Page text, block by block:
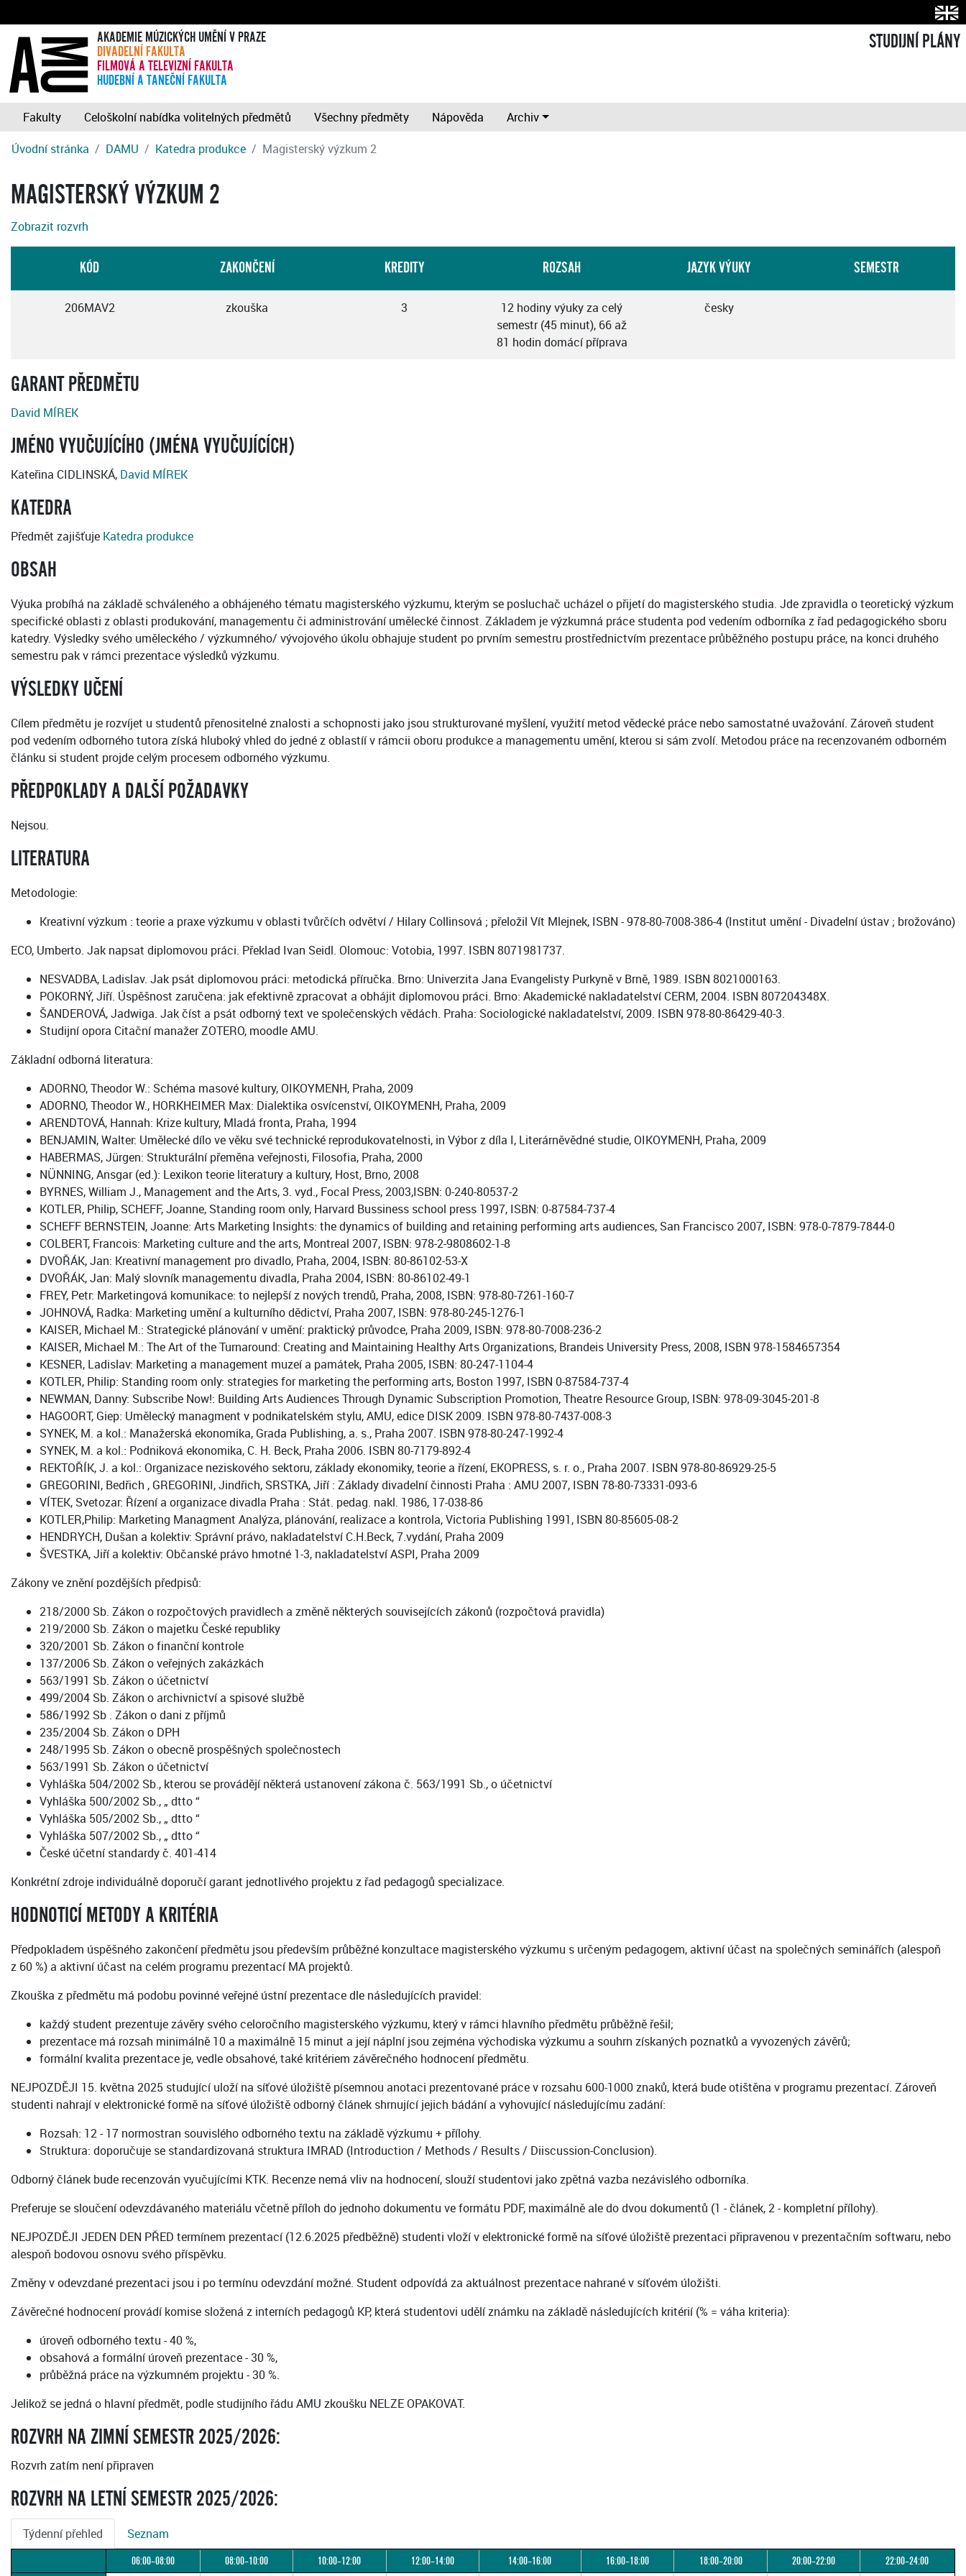
AKADEMIE MÚZICKÝCH UMĚNÍ V PRAZE
DIVADELNÍ FAKULTA
FILMOVÁ A TELEVIZNÍ FAKULTA
HUDEBNÍ A TANEČNÍ FAKULTA
STUDIJNÍ PLÁNY
Fakulty Celoškolní nabídka volitelných předmětů Všechny předměty Nápověda
Archiv
Úvodní stránka
DAMU Katedra produkce Magisterský výzkum 2
MAGISTERSKÝ VÝZKUM 2
Zobrazit rozvrh
KÓD ZAKONČENÍ KREDITY ROZSAH JAZYK VÝUKY SEMESTR
206MAV2 zkouška 3
12 hodiny výuky za celý
semestr (45 minut), 66 až
81 hodin domácí příprava
česky
GARANT PŘEDMĚTU
David MÍREK
JMÉNO VYUČUJÍCÍHO (JMÉNA VYUČUJÍCÍCH)
Kateřina CIDLINSKÁ, David MÍREK
KATEDRA
Předmět zajišťuje Katedra produkce
OBSAH
Výuka probíhá na základě schváleného a obhájeného tématu magisterského výzkumu, kterým se posluchač ucházel o přijetí do magisterského studia. Jde zpravidla o teoretický výzkum
specifické oblasti z oblasti produkování, managementu či administrování umělecké činnost. Základem je výzkumná práce studenta pod vedením odborníka z řad pedagogického sboru
katedry. Výsledky svého uměleckého / výzkumného/ vývojového úkolu obhajuje student po prvním semestru prostřednictvím prezentace průběžného postupu práce, na konci druhého
semestru pak v rámci prezentace výsledků výzkumu.
VÝSLEDKY UČENÍ
Cílem předmětu je rozvíjet u studentů přenositelné znalosti a schopnosti jako jsou strukturované myšlení, využití metod vědecké práce nebo samostatné uvažování. Zároveň student
pod vedením odborného tutora získá hluboký vhled do jedné z oblastíí v rámcii oboru produkce a managementu umění, kterou si sám zvolí. Metodou práce na recenzovaném odborném
článku si student projde celým procesem odborného výzkumu.
PŘEDPOKLADY A DALŠÍ POŽADAVKY
Nejsou.
LITERATURA
Metodologie:
Kreativní výzkum : teorie a praxe výzkumu v oblasti tvůrčích odvětví / Hilary Collinsová ; přeložil Vít Mlejnek, ISBN - 978-80-7008-386-4 (Institut umění - Divadelní ústav ; brožováno)
ECO, Umberto. Jak napsat diplomovou práci. Překlad Ivan Seidl. Olomouc: Votobia, 1997. ISBN 8071981737.
NESVADBA, Ladislav. Jak psát diplomovou práci: metodická příručka. Brno: Univerzita Jana Evangelisty Purkyně v Brně, 1989. ISBN 8021000163.
POKORNÝ, Jiří. Úspěšnost zaručena: jak efektivně zpracovat a obhájit diplomovou práci. Brno: Akademické nakladatelství CERM, 2004. ISBN 807204348X.
ŠANDEROVÁ, Jadwiga. Jak číst a psát odborný text ve společenských vědách. Praha: Sociologické nakladatelství, 2009. ISBN 978-80-86429-40-3.
Studijní opora Citační manažer ZOTERO, moodle AMU.
Základní odborná literatura:
ADORNO, Theodor W.: Schéma masové kultury, OIKOYMENH, Praha, 2009
ADORNO, Theodor W., HORKHEIMER Max: Dialektika osvícenství, OIKOYMENH, Praha, 2009
ARENDTOVÁ, Hannah: Krize kultury, Mladá fronta, Praha, 1994
BENJAMIN, Walter: Umělecké dílo ve věku své technické reprodukovatelnosti, in Výbor z díla I, Literárněvědné studie, OIKOYMENH, Praha, 2009
HABERMAS, Jürgen: Strukturální přeměna veřejnosti, Filosofia, Praha, 2000
NÜNNING, Ansgar (ed.): Lexikon teorie literatury a kultury, Host, Brno, 2008
BYRNES, William J., Management and the Arts, 3. vyd., Focal Press, 2003,ISBN: 0-240-80537-2
KOTLER, Philip, SCHEFF, Joanne, Standing room only, Harvard Bussiness school press 1997, ISBN: 0-87584-737-4
SCHEFF BERNSTEIN, Joanne: Arts Marketing Insights: the dynamics of building and retaining performing arts audiences, San Francisco 2007, ISBN: 978-0-7879-7844-0
COLBERT, Francois: Marketing culture and the arts, Montreal 2007, ISBN: 978-2-9808602-1-8
DVOŘÁK, Jan: Kreativní management pro divadlo, Praha, 2004, ISBN: 80-86102-53-X
DVOŘÁK, Jan: Malý slovník managementu divadla, Praha 2004, ISBN: 80-86102-49-1
FREY, Petr: Marketingová komunikace: to nejlepší z nových trendů, Praha, 2008, ISBN: 978-80-7261-160-7
JOHNOVÁ, Radka: Marketing umění a kulturního dědictví, Praha 2007, ISBN: 978-80-245-1276-1
KAISER, Michael M.: Strategické plánování v umění: praktický průvodce, Praha 2009, ISBN: 978-80-7008-236-2
KAISER, Michael M.: The Art of the Turnaround: Creating and Maintaining Healthy Arts Organizations, Brandeis University Press, 2008, ISBN 978-1584657354
KESNER, Ladislav: Marketing a management muzeí a památek, Praha 2005, ISBN: 80-247-1104-4
KOTLER, Philip: Standing room only: strategies for marketing the performing arts, Boston 1997, ISBN 0-87584-737-4
NEWMAN, Danny: Subscribe Now!: Building Arts Audiences Through Dynamic Subscription Promotion, Theatre Resource Group, ISBN: 978-09-3045-201-8
HAGOORT, Giep: Umělecký managment v podnikatelském stylu, AMU, edice DISK 2009. ISBN 978-80-7437-008-3
SYNEK, M. a kol.: Manažerská ekonomika, Grada Publishing, a. s., Praha 2007. ISBN 978-80-247-1992-4
SYNEK, M. a kol.: Podniková ekonomika, C. H. Beck, Praha 2006. ISBN 80-7179-892-4
REKTOŘÍK, J. a kol.: Organizace neziskového sektoru, základy ekonomiky, teorie a řízení, EKOPRESS, s. r. o., Praha 2007. ISBN 978-80-86929-25-5
GREGORINI, Bedřich , GREGORINI, Jindřich, SRSTKA, Jiří : Základy divadelní činnosti Praha : AMU 2007, ISBN 78-80-73331-093-6
VÍTEK, Svetozar: Řízení a organizace divadla Praha : Stát. pedag. nakl. 1986, 17-038-86
KOTLER,Philip: Marketing Managment Analýza, plánování, realizace a kontrola, Victoria Publishing 1991, ISBN 80-85605-08-2
HENDRYCH, Dušan a kolektiv: Správní právo, nakladatelství C.H.Beck, 7.vydání, Praha 2009
ŠVESTKA, Jiří a kolektiv: Občanské právo hmotné 1-3, nakladatelství ASPI, Praha 2009
Zákony ve znění pozdějších předpisů:
218/2000 Sb. Zákon o rozpočtových pravidlech a změně některých souvisejících zákonů (rozpočtová pravidla)
219/2000 Sb. Zákon o majetku České republiky
320/2001 Sb. Zákon o finanční kontrole
137/2006 Sb. Zákon o veřejných zakázkách
563/1991 Sb. Zákon o účetnictví
499/2004 Sb. Zákon o archivnictví a spisové službě
586/1992 Sb . Zákon o dani z příjmů
235/2004 Sb. Zákon o DPH
248/1995 Sb. Zákon o obecně prospěšných společnostech
563/1991 Sb. Zákon o účetnictví
Vyhláška 504/2002 Sb., kterou se provádějí některá ustanovení zákona č. 563/1991 Sb., o účetnictví
Vyhláška 500/2002 Sb., „ dtto “
Vyhláška 505/2002 Sb., „ dtto “
Vyhláška 507/2002 Sb., „ dtto “
České účetní standardy č. 401-414
Konkrétní zdroje individuálně doporučí garant jednotlivého projektu z řad pedagogů specializace.
HODNOTICÍ METODY A KRITÉRIA
Předpokladem úspěšného zakončení předmětu jsou především průběžné konzultace magisterského výzkumu s určeným pedagogem, aktivní účast na společných seminářích (alespoň
z 60 %) a aktivní účast na celém programu prezentací MA projektů.
Zkouška z předmětu má podobu povinné veřejné ústní prezentace dle následujících pravidel:
každý student prezentuje závěry svého celoročního magisterského výzkumu, který v rámci hlavního předmětu průběžně řešil;
prezentace má rozsah minimálně 10 a maximálně 15 minut a její náplní jsou zejména východiska výzkumu a souhrn získaných poznatků a vyvozených závěrů;
formální kvalita prezentace je, vedle obsahové, také kritériem závěrečného hodnocení předmětu.
NEJPOZDĚJI 15. května 2025 studující uloží na síťové úložiště písemnou anotaci prezentované práce v rozsahu 600-1000 znaků, která bude otištěna v programu prezentací. Zároveň
studenti nahrají v elektronické formě na síťové úložiště odborný článek shrnující jejich bádání a vyhovující následujícímu zadání:
Rozsah: 12 - 17 normostran souvislého odborného textu na základě výzkumu + přílohy.
Struktura: doporučuje se standardizovaná struktura IMRAD (Introduction / Methods / Results / Diiscussion-Conclusion).
Odborný článek bude recenzován vyučujícími KTK. Recenze nemá vliv na hodnocení, slouží studentovi jako zpětná vazba nezávislého odborníka.
Preferuje se sloučení odevzdávaného materiálu včetně příloh do jednoho dokumentu ve formátu PDF, maximálně ale do dvou dokumentů (1 - článek, 2 - kompletní přílohy).
NEJPOZDĚJI JEDEN DEN PŘED termínem prezentací (12.6.2025 předběžně) studenti vloží v elektronické formě na síťové úložiště prezentaci připravenou v prezentačním softwaru, nebo
alespoň bodovou osnovu svého příspěvku.
Změny v odevzdané prezentaci jsou i po termínu odevzdání možné. Student odpovídá za aktuálnost prezentace nahrané v síťovém úložišti.
Závěrečné hodnocení provádí komise složená z interních pedagogů KP, která studentovi udělí známku na základě následujících kritérií (% = váha kriteria):
úroveň odborného textu - 40 %,
obsahová a formální úroveň prezentace - 30 %,
průběžná práce na výzkumném projektu - 30 %.
Jelikož se jedná o hlavní předmět, podle studijního řádu AMU zkoušku NELZE OPAKOVAT.
ROZVRH NA ZIMNÍ SEMESTR 2025/2026:
Rozvrh zatím není připraven
ROZVRH NA LETNÍ SEMESTR 2025/2026:
Týdenní přehled Seznam
06:00–08:00 08:00–10:00 10:00–12:00 12:00–14:00 14:00–16:00 16:00–18:00 18:00–20:00 20:00–22:00 22:00–24:00